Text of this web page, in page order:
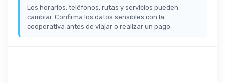
Los horarios, teléfonos, rutas y servicios pueden
cambiar. Confirma los datos sensibles con la
cooperativa antes de viajar o realizar un pago.